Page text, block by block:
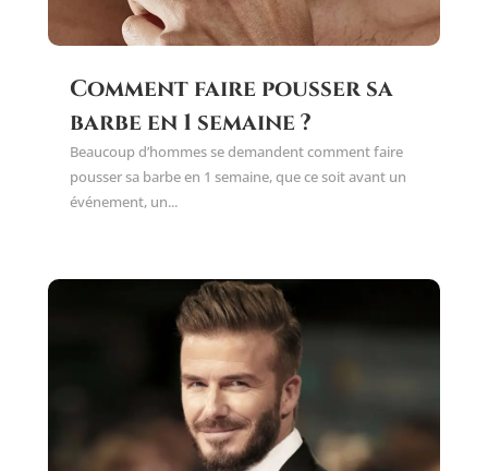
Comment faire pousser sa
barbe en 1 semaine ?
Beaucoup d’hommes se demandent comment faire
pousser sa barbe en 1 semaine, que ce soit avant un
événement, un...